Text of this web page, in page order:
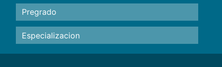
Pregrado
Especializacion